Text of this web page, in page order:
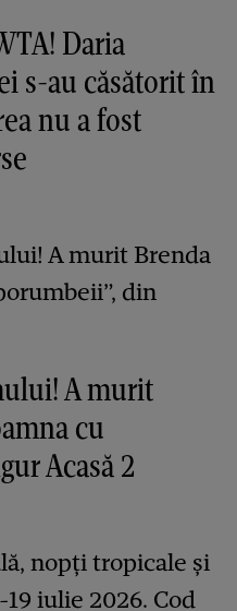
Daria
s-au căsătorit în
nu a fost
A murit
cu
Acasă 2